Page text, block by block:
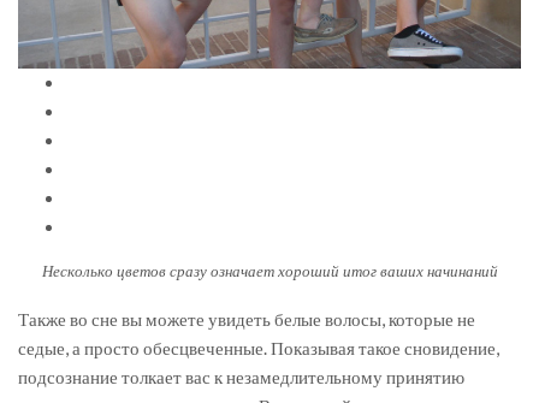
Несколько цветов сразу означает хороший итог ваших начинаний
Также во сне вы можете увидеть белые волосы, которые не
седые, а просто обесцвеченные. Показывая такое сновидение,
подсознание толкает вас к незамедлительному принятию